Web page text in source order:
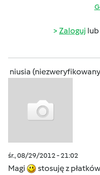
Zaloguj lub
niusia
śr., 08/29/2012 - 21:02
Magi
stosuję z